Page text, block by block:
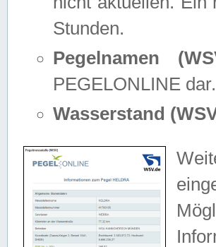
Stunden.
Pegelnamen
PEGELONLINE dar.
Wasserstand